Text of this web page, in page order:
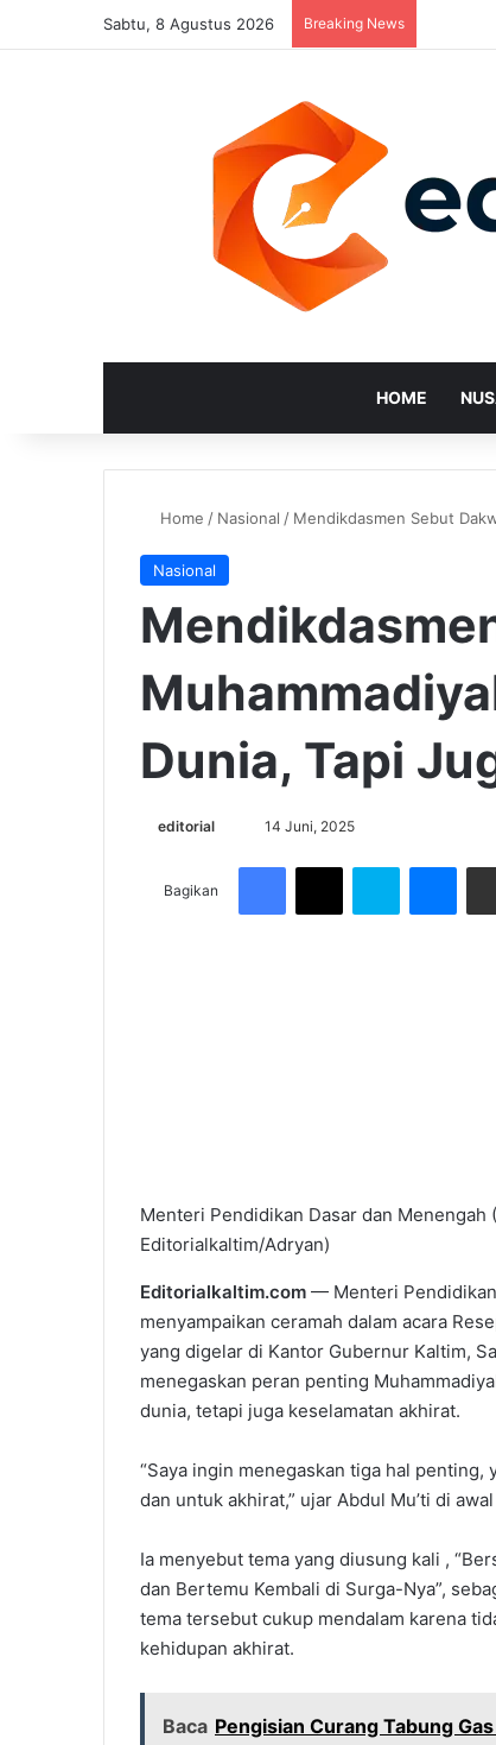
Sabtu, 8 Agustus 2026 Breaking News
HOME
Home / Nasional / Mendikdasmen Sebut
Nasional
Dunia, Tapi
editorial
Send14 Juni, 2025
Bagikan
Facebook
X Skype
Menteri Pendidikan Dasar dan Menengah
Editorialkaltim/Adryan)
Editorialkaltim.com — Menteri Pendidikan
menyampaikan ceramah dalam acara
yang digelar di Kantor Gubernur Kaltim,
menegaskan peran penting
dunia, tetapi juga keselamatan akhirat.
“Saya ingin menegaskan tiga hal
dan untuk akhirat,” ujar Abdul Mu’ti di
Ia menyebut tema yang diusung kali ,
dan Bertemu Kembali di Surga-Nya”,
tema tersebut cukup mendalam karena
kehidupan akhirat.
Baca Pengisian Curang Tabung